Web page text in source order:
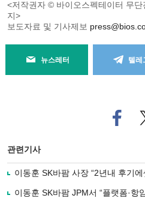
<저작권자 © 바이오스펙테이터 무
지>
보도자료 및 기사제보
뉴스레터 텔레
페
이
로
기
사
관련기사
이동훈 SK바팜 사장 “2년내 후기
이동훈 SK바팜 JPM서 “플랫폼·항